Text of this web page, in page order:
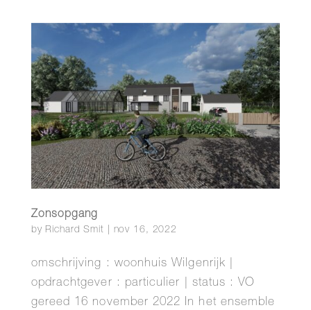
Zonsopgang
by Richard Smit nov 16, 2022
omschrijving : woonhuis Wilgenrijk |
opdrachtgever : particulier | status : VO
gereed 16 november 2022 In het ensemble